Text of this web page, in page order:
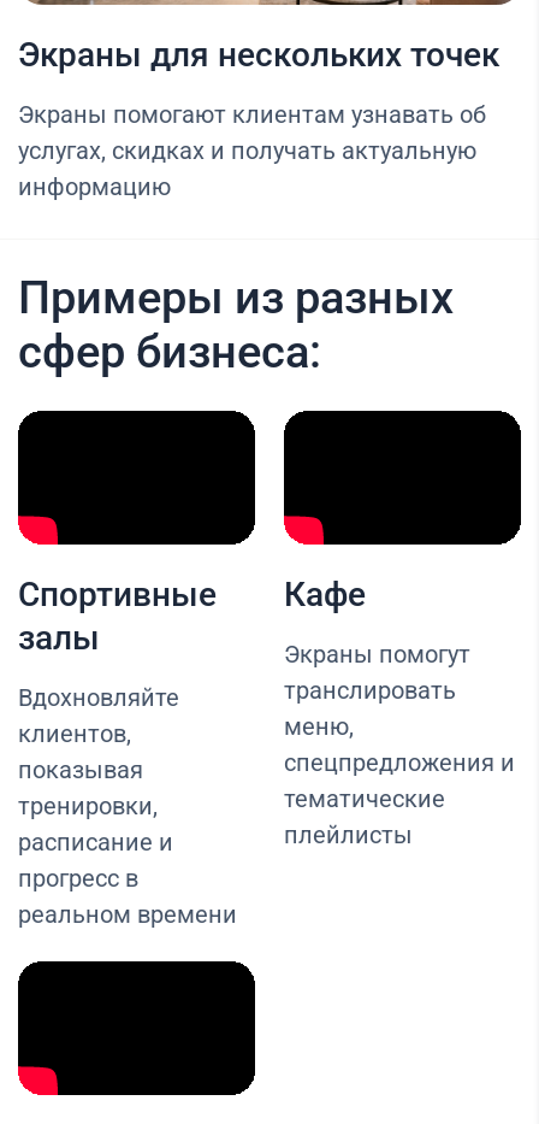
Экраны для нескольких точек
Экраны помогают клиентам узнавать об
услугах, скидках и получать актуальную
информацию
Примеры из разных
сфер бизнеса:
Спортивные
залы
Вдохновляйте
клиентов,
показывая
тренировки,
расписание и
прогресс в
реальном времени
Кафе
Экраны помогут
транслировать
меню,
спецпредложения и
тематические
плейлисты